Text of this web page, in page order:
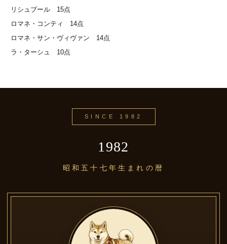
リシュブール 15点
ロマネ・コンティ 14点
ロマネ・サン・ヴィヴァン 14点
ラ・ターシュ 10点
SINCE 1982
1982
昭和五十七年生まれの暦